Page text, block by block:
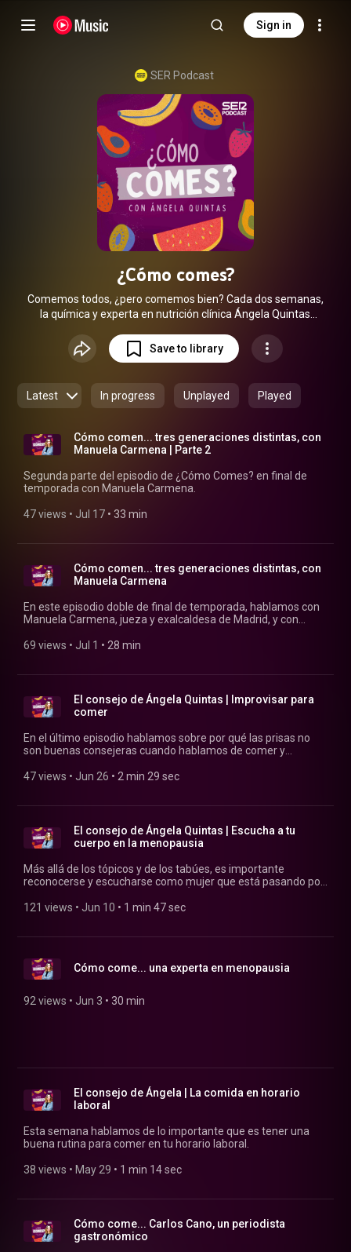
Sign in
SER Podcast
¿Cómo comes?
Comemos todos, ¿pero comemos bien? Cada dos semanas,
la química y experta en nutrición clínica Ángela Quintas
gente común pero con vidas muy particulares.
Save to library
Latest In progress Unplayed Played
Cómo comen... tres generaciones distintas, con
Manuela Carmena | Parte 2
Segunda parte del episodio de ¿Cómo Comes? en final de
temporada con Manuela Carmena.
47 views • Jul 17 • 33 min
Cómo comen... tres generaciones distintas, con
Manuela Carmena
En este episodio doble de final de temporada, hablamos con
Manuela Carmena, jueza y exalcaldesa de Madrid, y con
relación con la comida y el cuerpo a lo largo de tres
69 views • Jul 1 • 28 min
El consejo de Ángela Quintas | Improvisar para
comer
En el último episodio hablamos sobre por qué las prisas no
son buenas consejeras cuando hablamos de comer y
47 views • Jun 26 • 2 min 29 sec
El consejo de Ángela Quintas | Escucha a tu
cuerpo en la menopausia
Más allá de los tópicos y de los tabúes, es importante
reconocerse y escucharse como mujer que está pasando por
cómo hacerlo.
121 views • Jun 10 • 1 min 47 sec
Cómo come... una experta en menopausia
92 views • Jun 3 • 30 min
El consejo de Ángela | La comida en horario
laboral
Esta semana hablamos de lo importante que es tener una
buena rutina para comer en tu horario laboral.
38 views • May 29 • 1 min 14 sec
Cómo come... Carlos Cano, un periodista
gastronómico